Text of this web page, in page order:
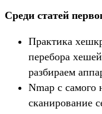
Среди статей
Практика
перебора
разбираем
Nmap с самого
сканирование